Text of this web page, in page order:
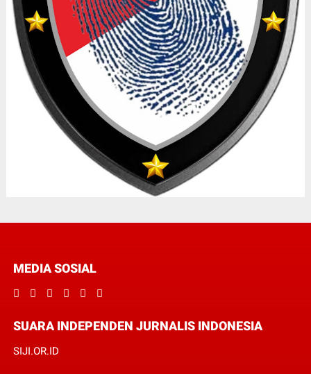
MEDIA SOSIAL
SUARA INDEPENDEN JURNALIS INDONESIA
SIJI.OR.ID